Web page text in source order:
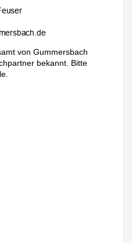
von Gummersbach
bekannt. Bitte